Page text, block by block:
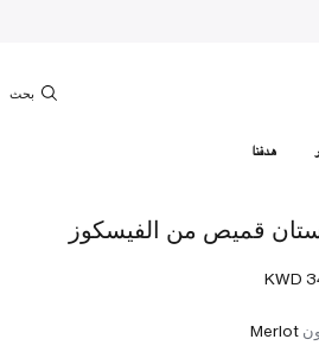
هدفنا
قميص من الفيسكوز
Merlot